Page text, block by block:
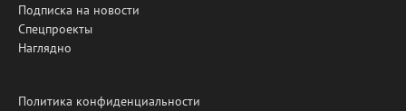
Подписка на новости
Спецпроекты
Наглядно
Политика конфиденциальности